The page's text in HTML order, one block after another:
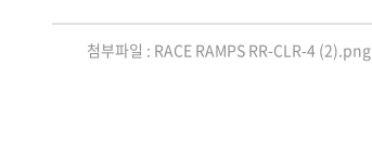
첨부파일 : RACE RAMPS RR-CLR-4 (2).png